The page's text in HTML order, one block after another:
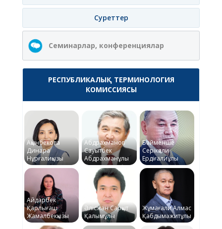
Суреттер
Семинарлар, конференциялар
РЕСПУБЛИКАЛЫҚ ТЕРМИНОЛОГИЯ
КОМИССИЯСЫ
Ақынбекова
Динара
Нұрғалиқызы
Абдрахманов
Сауытбек
Абдрахманұлы
Байменше
Серікқали
Ердіғалиұлы
Айдарбек
Қарлығаш
Жамалбекқызы
Әлісжан Сарқыт
Қалымұлы
Жұмағали Алмас
Қабдымәжитұлы